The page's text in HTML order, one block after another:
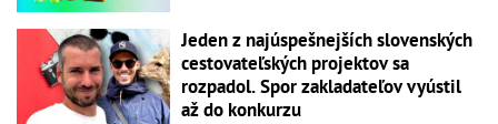
Jeden z najúspešnejších slovenských
cestovateľských projektov sa
rozpadol. Spor zakladateľov vyústil
až do konkurzu